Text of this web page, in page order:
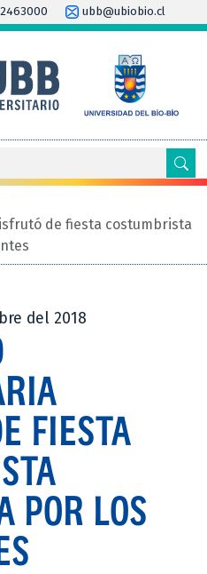
ubb@ubiobio.cl
de fiesta costumbrista
del 2018
FIESTA
POR LOS